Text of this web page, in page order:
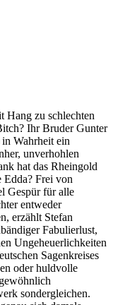
Hang zu schlechten
Ihr Bruder Gunter
Wahrheit ein
unverhohlen
hat das Rheingold
Edda? Frei von
Gespür für alle
entweder
erzählt Stefan
Fabulierlust,
Ungeheuerlichkeiten
Sagenkreises
oder huldvolle
sondergleichen.